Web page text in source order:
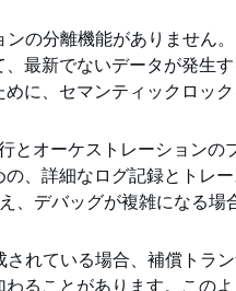
の分離機能がありません
最新でないデータが発生
に、セマンティックロッ
とオーケストレーションの
、詳細なログ記録とトレ
、デバッグが複雑になる場
れている場合、補償トラ
ることがあります。この